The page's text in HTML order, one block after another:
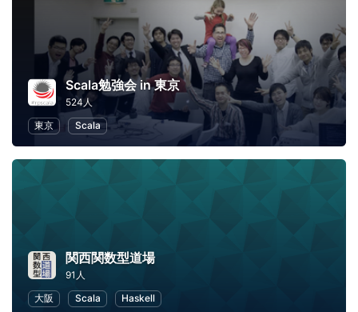
Scala勉強会 in 東京
524人
東京
Scala
関西関数型道場
91人
大阪
Scala Haskell